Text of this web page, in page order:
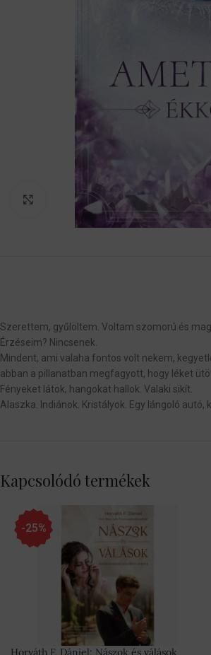
Nagyítás
Szerettem, gyűlöltem. Voltam szomorú és
Érzéseim? Nincsenek.
Mindent, ami valaha fontos volt nekem,
abban a pillanatban megfagyott, hogy léket
Fényeket látok, hangokat hallok. Valaki sikít.
Alaszka. Indiánok. Kristályok. Egy lángoló
Kapcsolódó termékek
-25%
Horváth F. Dániel: Nászok és válások